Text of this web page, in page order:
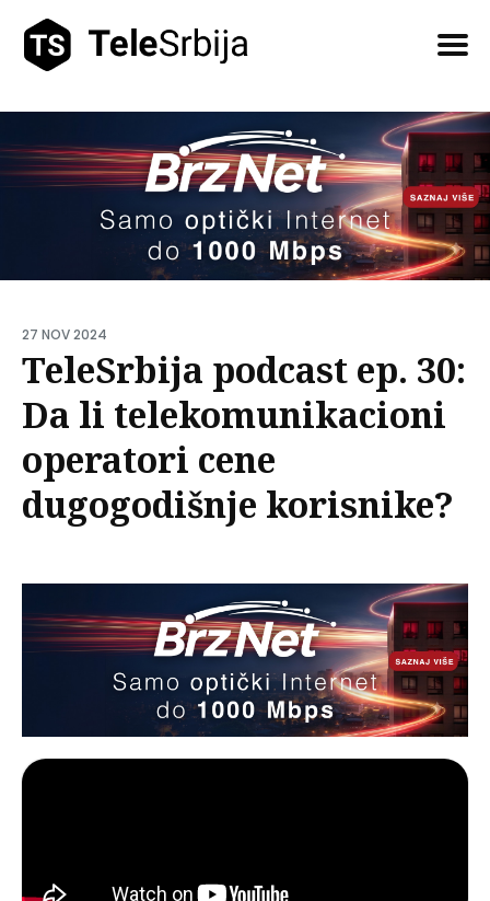
27 NOV 2024
TeleSrbija podcast ep. 30:
Da li telekomunikacioni
operatori cene
dugogodišnje korisnike?